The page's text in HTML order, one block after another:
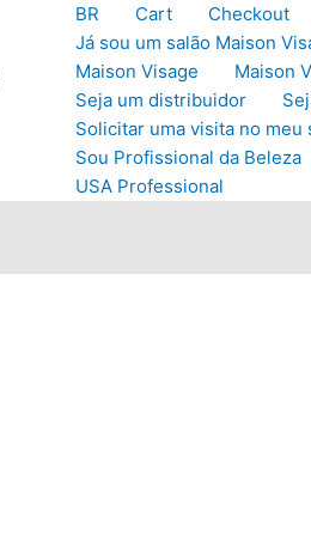
BR Cart
Checkout
Já sou um salão Maison
Maison Visage
Maison
Seja um distribuidor
Solicitar uma visita no meu
Sou Profissional da Beleza
USA Professional